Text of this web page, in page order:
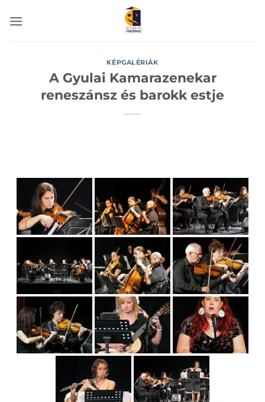
KÉPGALÉRIÁK
A Gyulai Kamarazenekar
reneszánsz és barokk estje